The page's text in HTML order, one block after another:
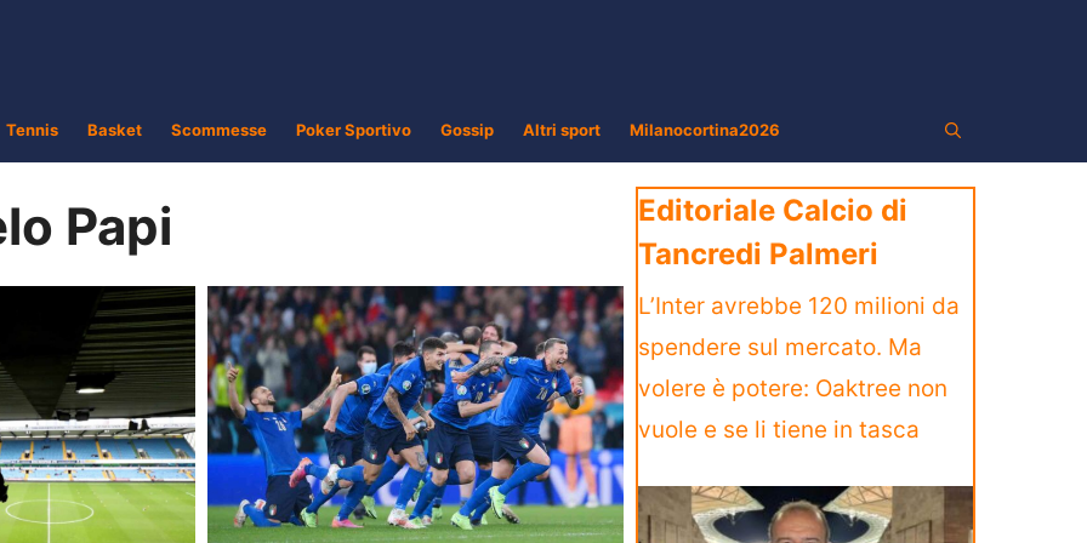
Tennis Basket Scommesse Poker Sportivo Gossip Altri sport Milanocortina2026
Papi
Editoriale Calcio di
Tancredi Palmeri
L’Inter avrebbe 120 milioni da
spendere sul mercato. Ma
volere è potere: Oaktree non
vuole e se li tiene in tasca